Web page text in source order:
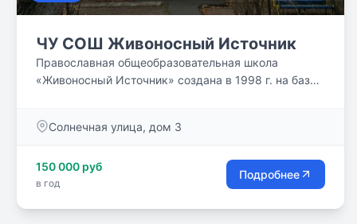
ЧУ СОШ Живоносный Источник
Православная общеобразовательная школа
«Живоносный Источник» создана в 1998 г. на базе
Солнечная улица, дом 3
150 000 руб
в год
Подробнее